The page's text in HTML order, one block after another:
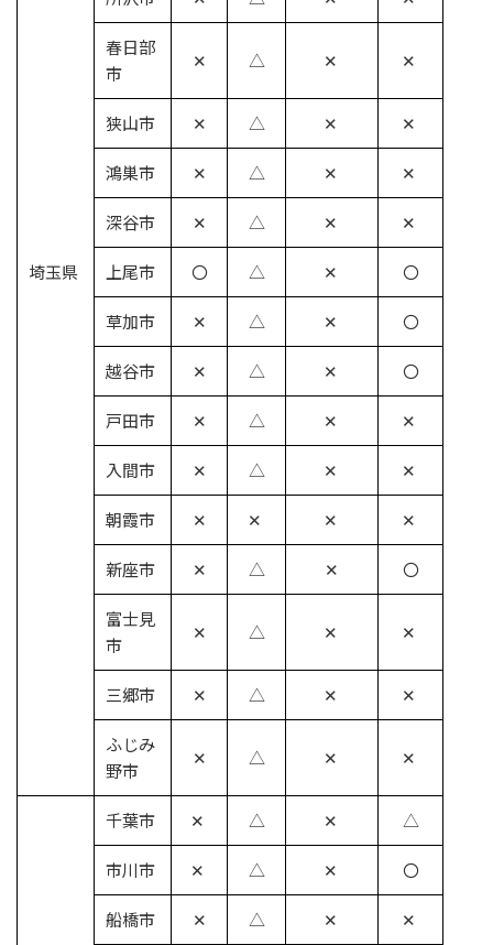
埼玉県
春日部
市
✕ △ ✕ ✕
狭山市 ✕ △ ✕ ✕
鴻巣市 ✕ △ ✕ ✕
深谷市 ✕ △ ✕ ✕
上尾市 〇 △ ✕ 〇
草加市 ✕ △ ✕ 〇
越谷市 ✕ △ ✕ 〇
戸田市 ✕ △ ✕ ✕
入間市 ✕ △ ✕ ✕
朝霞市 ✕ ✕ ✕ ✕
新座市 ✕ △ ✕ 〇
富士見
市
✕ △ ✕ ✕
三郷市 ✕ △ ✕ ✕
ふじみ
野市
✕ △ ✕ ✕
千葉市 ✕ △ ✕ △
市川市 ✕ △ ✕ 〇
船橋市 ✕ △ ✕ ✕